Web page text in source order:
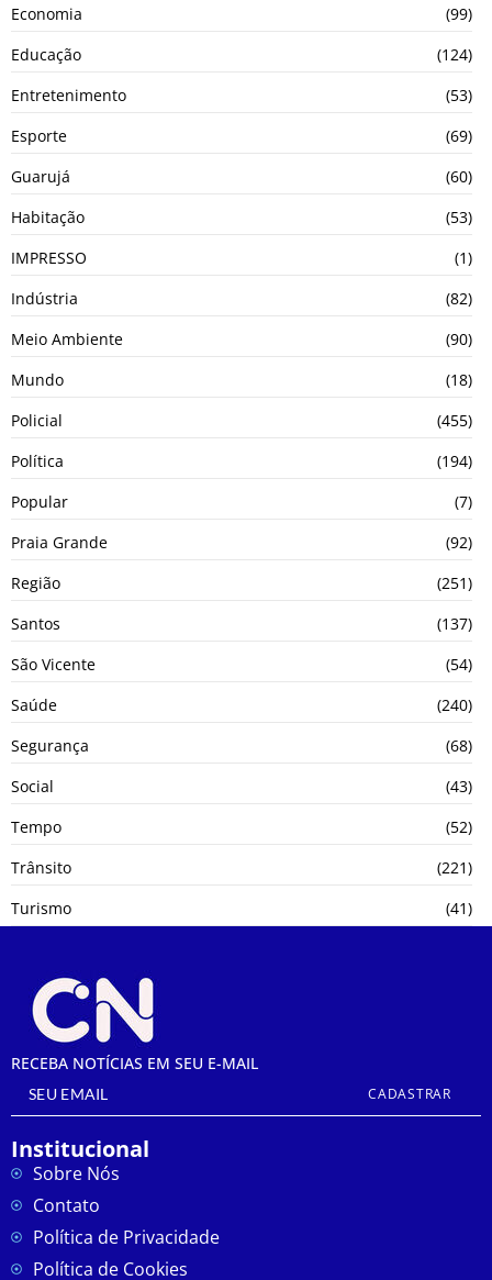
Economia
(99)
Educação
(124)
Entretenimento
(53)
Esporte
(69)
Guarujá
(60)
Habitação
(53)
IMPRESSO
(1)
Indústria
(82)
Meio Ambiente
(90)
Mundo
(18)
Policial
(455)
Política
(194)
Popular
(7)
Praia Grande
(92)
Região
(251)
Santos
(137)
São Vicente
(54)
Saúde
(240)
Segurança
(68)
Social
(43)
Tempo
(52)
Trânsito
(221)
Turismo
(41)
RECEBA NOTÍCIAS EM SEU E-MAIL
CADASTRAR
Institucional
Sobre Nós
Contato
Política de Privacidade
Política de Cookies